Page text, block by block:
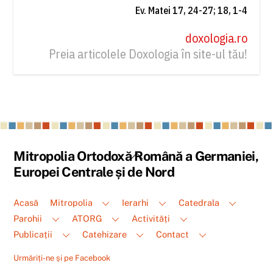
Ev. Matei 17, 24-27; 18, 1-4
doxologia.ro
Preia articolele Doxologia în site-ul tău!
Back
To
Mitropolia Ortodoxă Română a Germaniei,
Europei Centrale și de Nord
Acasă Mitropolia Ierarhi
Catedrala
Parohii
ATORG
Activități
Publicații
Catehizare Contact
Urmăriți-ne și pe Facebook